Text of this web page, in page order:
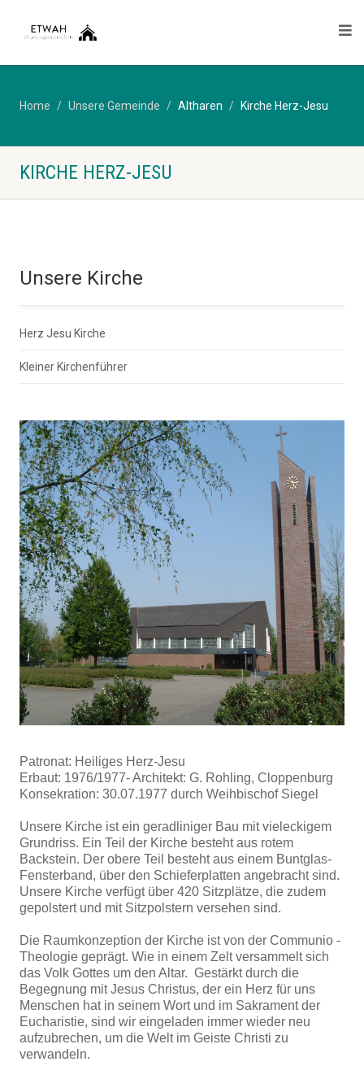
Home Unsere Gemeinde Altharen Kirche Herz-Jesu
KIRCHE HERZ-JESU
Unsere Kirche
Herz Jesu Kirche
Kleiner Kirchenführer
Patronat: Heiliges Herz-Jesu
Erbaut: 1976/1977- Architekt: G. Rohling, Cloppenburg
Konsekration: 30.07.1977 durch Weihbischof Siegel
Unsere Kirche ist ein geradliniger Bau mit vieleckigem
Grundriss. Ein Teil der Kirche besteht aus rotem
Backstein. Der obere Teil besteht aus einem Buntglas-
Fensterband, über den Schieferplatten angebracht sind.
Unsere Kirche verfügt über 420 Sitzplätze, die zudem
gepolstert und mit Sitzpolstern versehen sind.
Die Raumkonzeption der Kirche ist von der Communio -
Theologie geprägt. Wie in einem Zelt versammelt sich
das Volk Gottes um den Altar. Gestärkt durch die
Begegnung mit Jesus Christus, der ein Herz für uns
Menschen hat in seinem Wort und im Sakrament der
Eucharistie, sind wir eingeladen immer wieder neu
aufzubrechen, um die Welt im Geiste Christi zu
verwandeln.